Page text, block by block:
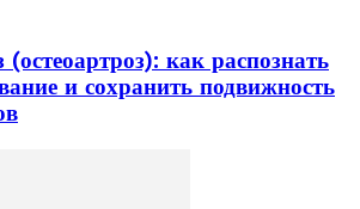
(остеоартроз): как распознать
и сохранить подвижность